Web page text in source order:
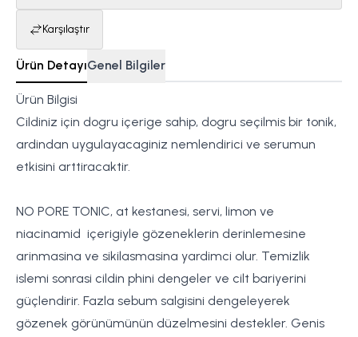
Karşılaştır
Ürün DetayıGenel Bilgiler
Ürün Bilgisi
Cildiniz için dogru içerige sahip, dogru seçilmis bir tonik,
ardindan uygulayacaginiz nemlendirici ve serumun
etkisini arttiracaktir.
NO PORE TONIC, at kestanesi, servi, limon ve
niacinamid içerigiyle gözeneklerin derinlemesine
arinmasina ve sikilasmasina yardimci olur. Temizlik
islemi sonrasi cildin phini dengeler ve cilt bariyerini
güçlendirir. Fazla sebum salgisini dengeleyerek
gözenek görünümünün düzelmesini destekler. Genis